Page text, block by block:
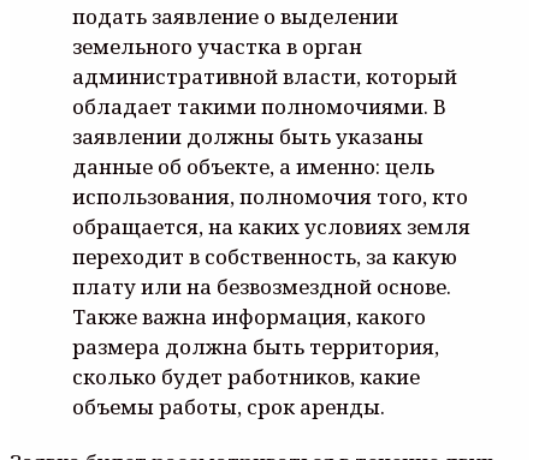
подать заявление о выделении
земельного участка в орган
административной власти, который
обладает такими полномочиями. В
заявлении должны быть указаны
данные об объекте, а именно: цель
использования, полномочия того, кто
обращается, на каких условиях земля
переходит в собственность, за какую
плату или на безвозмездной основе.
Также важна информация, какого
размера должна быть территория,
сколько будет работников, какие
объемы работы, срок аренды.